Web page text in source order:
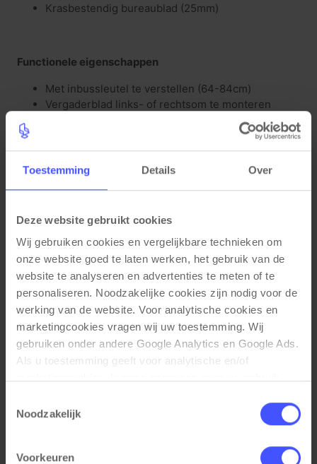
Toestemming Details Over
Deze website gebruikt cookies
Wij gebruiken cookies en vergelijkbare technieken om
onze website goed te laten werken, het gebruik van de
website te analyseren en advertenties te meten of te
personaliseren. Noodzakelijke cookies zijn nodig voor de
werking van de website. Voor analytische cookies en
marketingcookies vragen wij uw toestemming. Wij
gebruiken onder andere Google Analytics en Google Ads.
Als u toestemming geeft voor analytische en/of
analyse, advertentiemeting, remarketing en
campagneoptimalisatie. Meer informatie vindt u in onze
privacyverklaring en cookieverklaring op onze website.
Noodzakelijk
Voorkeuren
Krasbestendig bureaublad (25mm)
Functionele eigenschappen
Met inbussleutel te verstellen (64-84cm)
Vergaderblad links- of rechtsom te monteren
Vergaderdruppel met een 120cm diameter
Metalen ladeblok verrijdbaar 3 laden BLOC